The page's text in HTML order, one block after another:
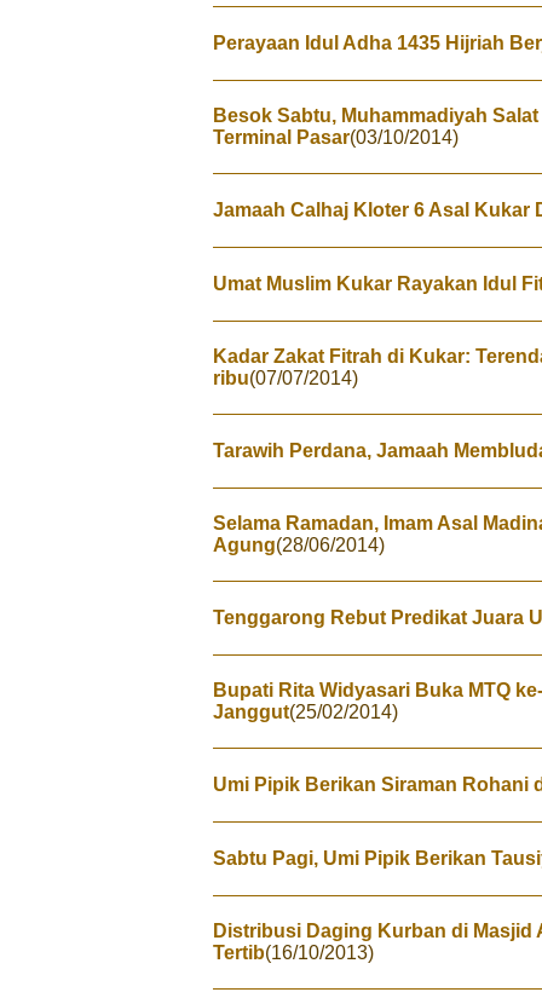
Perayaan Idul Adha 1435 Hijriah
Besok Sabtu, Muhammadiyah
Terminal Pasar(03/10/2014)
Jamaah Calhaj Kloter 6 Asal Kukar
Umat Muslim Kukar Rayakan Idul
Kadar Zakat Fitrah di Kukar:
ribu(07/07/2014)
Tarawih Perdana, Jamaah
Selama Ramadan, Imam Asal
Agung(28/06/2014)
Tenggarong Rebut Predikat Juara
Bupati Rita Widyasari Buka MTQ
Janggut(25/02/2014)
Umi Pipik Berikan Siraman Rohani
Sabtu Pagi, Umi Pipik Berikan
Distribusi Daging Kurban di Masjid
Tertib(16/10/2013)